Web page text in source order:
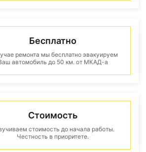
Бесплатно
ремонта мы бесплатно эвакуируем
автомобиль до 50 км. от МКАД-а
Стоимость
стоимость до начала работы.
Честность в приоритете.